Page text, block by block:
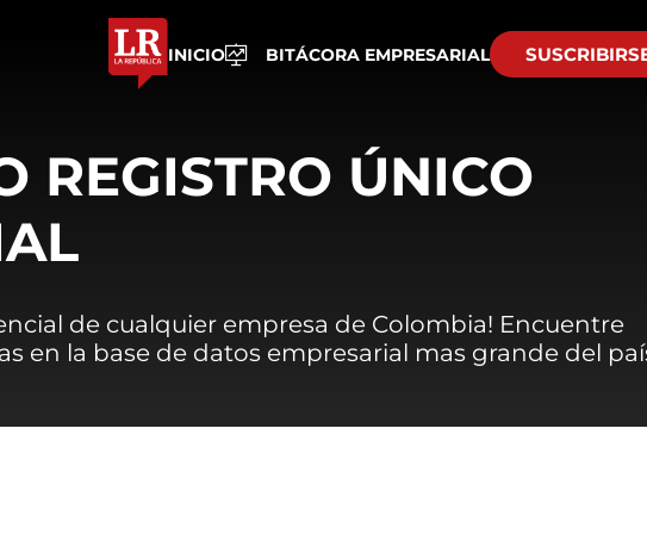
INICIO BITÁCORA EMPRESARIAL
REGISTRO ÚNICO
de cualquier empresa de Colombia! Encuentre
en la base de datos empresarial mas grande del